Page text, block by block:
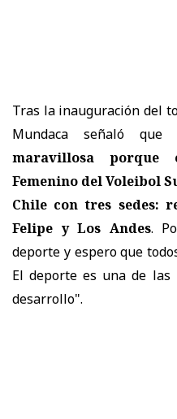
Tras la inauguración del
Mundaca señaló que
maravillosa
Femenino del Voleibol
Chile con tres sedes:
Felipe y Los Andes.
deporte y espero que
El deporte es una de
desarrollo".